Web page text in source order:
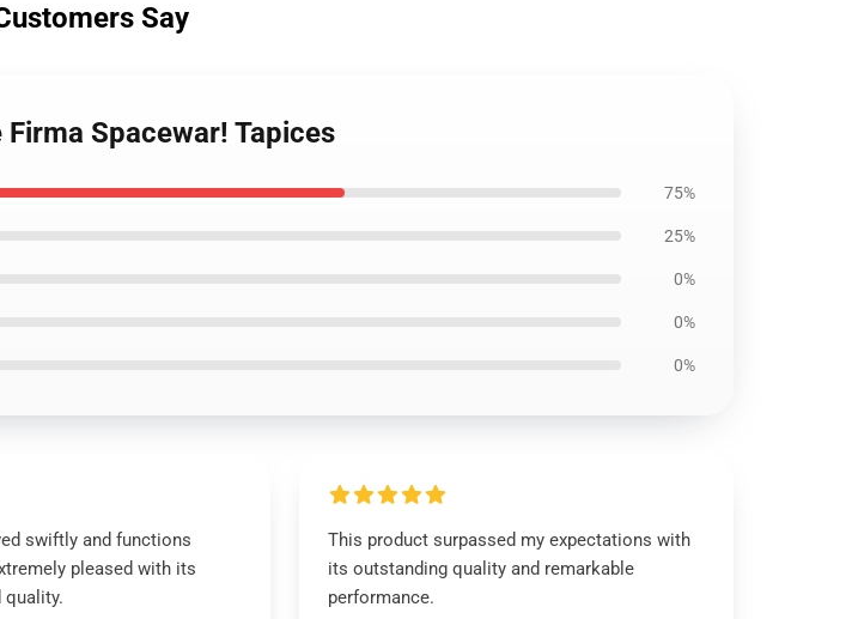
Say
Spacewar! Tapices
75%
25%
0%
0%
0%
swiftly and functions
pleased with its
quality.
This product surpassed my expectations with
its outstanding quality and remarkable
performance.